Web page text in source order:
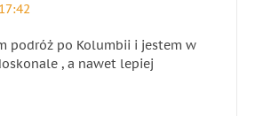
podróż po Kolumbii i jestem w
, a nawet lepiej